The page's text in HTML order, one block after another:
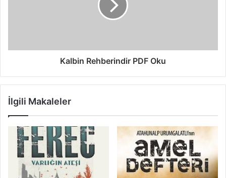
Kalbin Rehberindir PDF Oku
İlgili Makaleler